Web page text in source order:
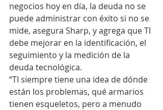
negocios hoy en día, la deuda no se
puede administrar con éxito si no se
mide, asegura Sharp, y agrega que TI
debe mejorar en la identificación, el
seguimiento y la medición de la
deuda tecnológica.
“TI siempre tiene una idea de dónde
están los problemas, qué armarios
tienen esqueletos, pero a menudo